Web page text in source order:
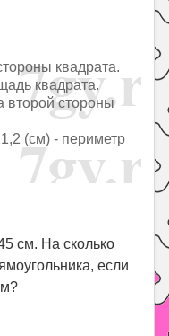
квадрата.
квадрата.
второй стороны
(см) - периметр
см. На сколько
если